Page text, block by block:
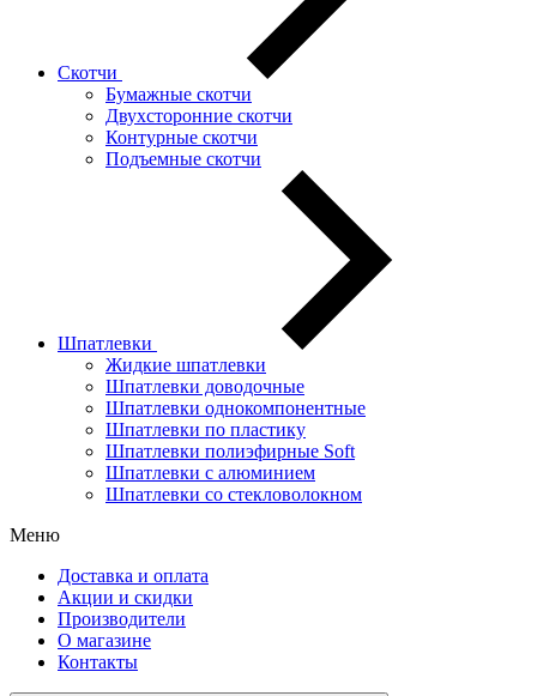
Скотчи
Бумажные скотчи
Двухсторонние скотчи
Контурные скотчи
Подъемные скотчи
Шпатлевки
Жидкие шпатлевки
Шпатлевки доводочные
Шпатлевки однокомпонентные
Шпатлевки по пластику
Шпатлевки полиэфирные Soft
Шпатлевки с алюминием
Шпатлевки со стекловолокном
Меню
Доставка и оплата
Акции и скидки
Производители
О магазине
Контакты